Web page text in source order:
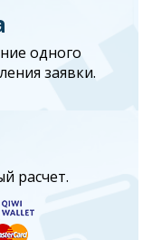
одного
заявки.
расчет.